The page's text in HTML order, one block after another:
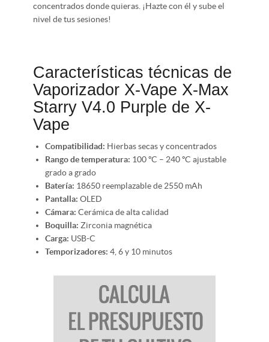
concentrados donde quieras. ¡Hazte con él y sube el
nivel de tus sesiones!
Características técnicas de
Vaporizador X-Vape X-Max
Starry V4.0 Purple de X-
Vape
Compatibilidad: Hierbas secas y concentrados
Rango de temperatura: 100 ºC – 240 ºC ajustable
grado a grado
Batería: 18650 reemplazable de 2550 mAh
Pantalla: OLED
Cámara: Cerámica de alta calidad
Boquilla: Zirconia magnética
Carga: USB-C
Temporizadores: 4, 6 y 10 minutos